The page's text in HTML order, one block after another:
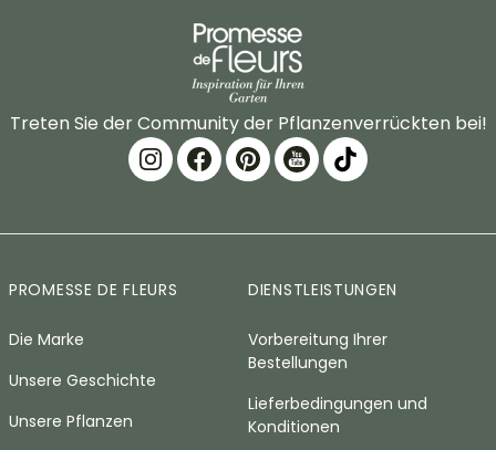
Treten Sie der Community der Pflanzenverrückten bei!
PROMESSE DE FLEURS
Die Marke
Unsere Geschichte
Unsere Pflanzen
DIENSTLEISTUNGEN
Vorbereitung Ihrer
Bestellungen
Lieferbedingungen und
Konditionen